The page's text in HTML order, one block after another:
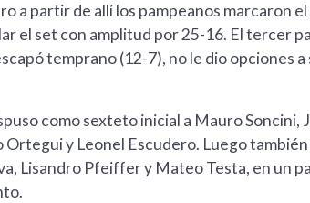
a partir de allí los pampeanos marcaron
el set con amplitud por 25-16. El tercer
temprano (12-7), no le dio opciones
como sexteto inicial a Mauro
Ortegui y Leonel Escudero. Luego
Lisandro Pfeiffer y Mateo Testa, en un